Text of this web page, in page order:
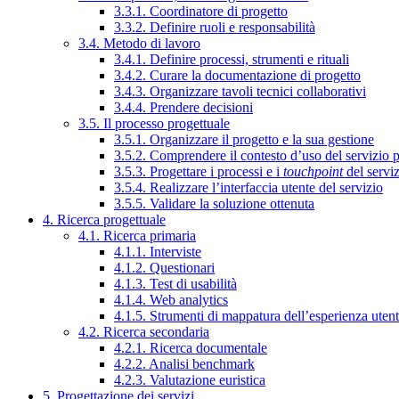
3.3.1. Coordinatore di progetto
3.3.2. Definire ruoli e responsabilità
3.4. Metodo di lavoro
3.4.1. Definire processi, strumenti e rituali
3.4.2. Curare la documentazione di progetto
3.4.3. Organizzare tavoli tecnici collaborativi
3.4.4. Prendere decisioni
3.5. Il processo progettuale
3.5.1. Organizzare il progetto e la sua gestione
3.5.2. Comprendere il contesto d’uso del servizio
3.5.3. Progettare i processi e i touchpointdel
3.5.4. Realizzare l’interfaccia utente del servizio
3.5.5. Validare la soluzione ottenuta
4. Ricerca progettuale
4.1. Ricerca primaria
4.1.1. Interviste
4.1.2. Questionari
4.1.3. Test di usabilità
4.1.4. Web analytics
4.1.5. Strumenti di mappatura dell’esperienza
4.2. Ricerca secondaria
4.2.1. Ricerca documentale
4.2.2. Analisi benchmark
4.2.3. Valutazione euristica
5. Progettazione dei servizi